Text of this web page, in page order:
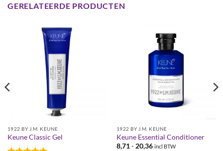
GERELATEERDE PRODUCTEN
1922 BY J.M. KEUNE
Keune Classic Gel
1922 BY J.M. KEUNE
Keune Essential Conditioner
8,71 - 20,36Prijsklasse:
incl BTW